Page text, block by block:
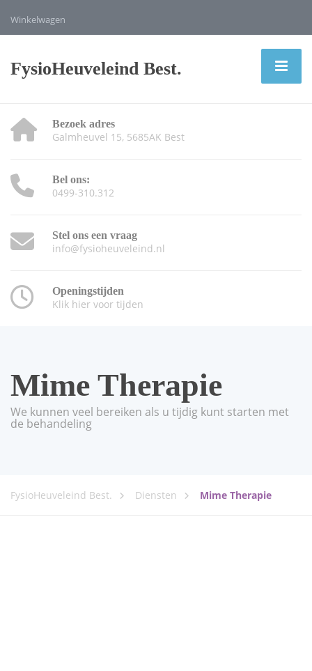
Winkelwagen
FysioHeuveleind Best.
Bezoek adres
Galmheuvel 15, 5685AK Best
Bel ons:
0499-310.312
Stel ons een vraag
info@fysioheuveleind.nl
Openingstijden
Klik hier voor tijden
Mime Therapie
We kunnen veel bereiken als u tijdig kunt starten met
de behandeling
FysioHeuveleind Best. Diensten Mime Therapie